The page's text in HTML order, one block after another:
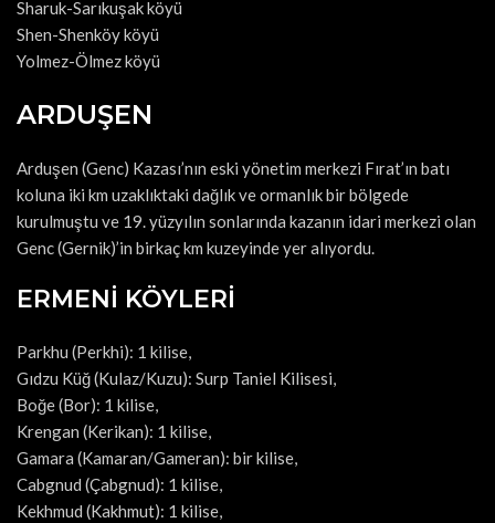
Sharuk-Sarıkuşak köyü
Shen-Shenköy köyü
Yolmez-Ölmez köyü
ARDUŞEN
Arduşen (Genc) Kazası’nın eski yönetim merkezi Fırat’ın batı
koluna iki km uzaklıktaki dağlık ve ormanlık bir bölgede
kurulmuştu ve 19. yüzyılın sonlarında kazanın idari merkezi olan
Genc (Gernik)’in birkaç km kuzeyinde yer alıyordu.
ERMENİ KÖYLERİ
Parkhu (Perkhi): 1 kilise,
Gıdzu Küğ (Kulaz/Kuzu): Surp Taniel Kilisesi,
Boğe (Bor): 1 kilise,
Krengan (Kerikan): 1 kilise,
Gamara (Kamaran/Gameran): bir kilise,
Cabgnud (Çabgnud): 1 kilise,
Kekhmud (Kakhmut): 1 kilise,